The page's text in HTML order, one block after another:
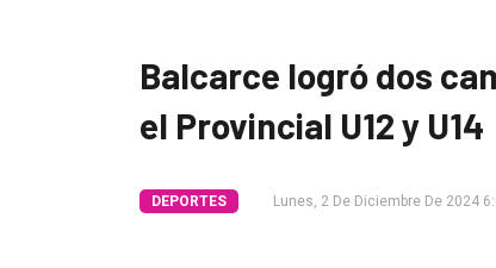
Entrevistas
Fúnebres
Balcarce logró dos
el Provincial U12 y U14
DEPORTES Lunes, 2 De Diciembre De 2024